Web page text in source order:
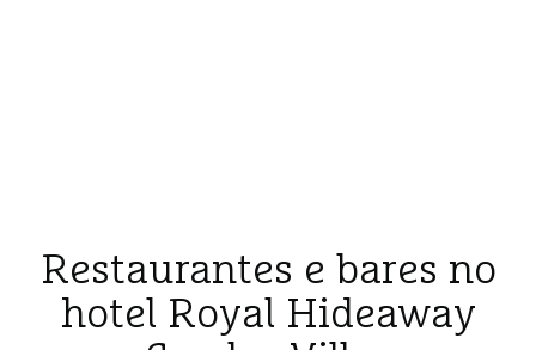
Restaurantes e bares no
hotel Royal Hideaway